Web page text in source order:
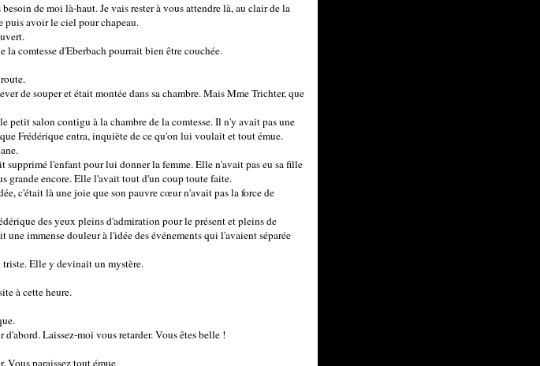
de moi là-haut. Je vais rester à vous attendre là, au clair de la
puis avoir le ciel pour chapeau.
comtesse d'Eberbach pourrait bien être couchée.
de souper et était montée dans sa chambre. Mais Mme Trichter, que
petit salon contigu à la chambre de la comtesse. Il n'y avait pas une
Frédérique entra, inquiète de ce qu'on lui voulait et tout émue.
l'enfant pour lui donner la femme. Elle n'avait pas eu sa fille
grande encore. Elle l'avait tout d'un coup toute faite.
c'était là une joie que son pauvre cœur n'avait pas la force de
des yeux pleins d'admiration pour le présent et pleins de
immense douleur à l'idée des événements qui l'avaient séparée
triste. Elle y devinait un mystère.
à cette heure.
Laissez-moi vous retarder. Vous êtes belle !
Vous paraissez tout émue.